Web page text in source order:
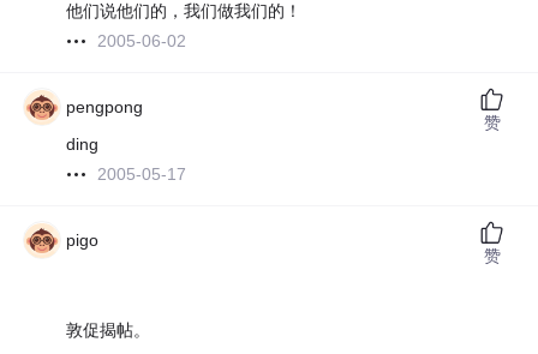
他们说他们的，我们做我们的！
2005-06-02
pengpong
ding
2005-05-17
赞
pigo
敦促揭帖。
赞